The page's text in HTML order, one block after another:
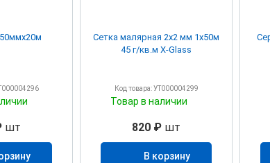
шт
Сетка малярная 2х2 мм 1х50м
45 г/кв.м X-Glass
Код товара: УТ000004299
Товар в наличии
820 ₽ шт
В корзину